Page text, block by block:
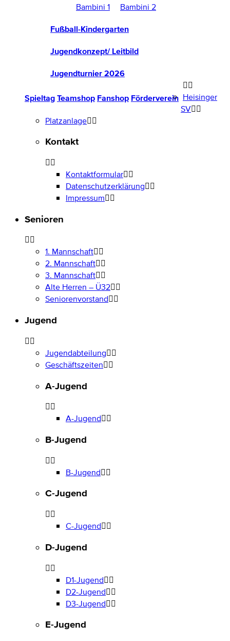
Bambini 1 Bambini 2
Fußball-Kindergarten
Jugendkonzept/ Leitbild
Jugendturnier 2026
Spieltag Teamshop Fanshop Förderverein Heisinger
SV
Platzanlage
Kontakt
Kontaktformular
Datenschutzerklärung
Impressum
Senioren
1. Mannschaft
2. Mannschaft
3. Mannschaft
Alte Herren – Ü32
Seniorenvorstand
Jugend
Jugendabteilung
Geschäftszeiten
A-Jugend
A-Jugend
B-Jugend
B-Jugend
C-Jugend
C-Jugend
D-Jugend
D1-Jugend
D2-Jugend
D3-Jugend
E-Jugend